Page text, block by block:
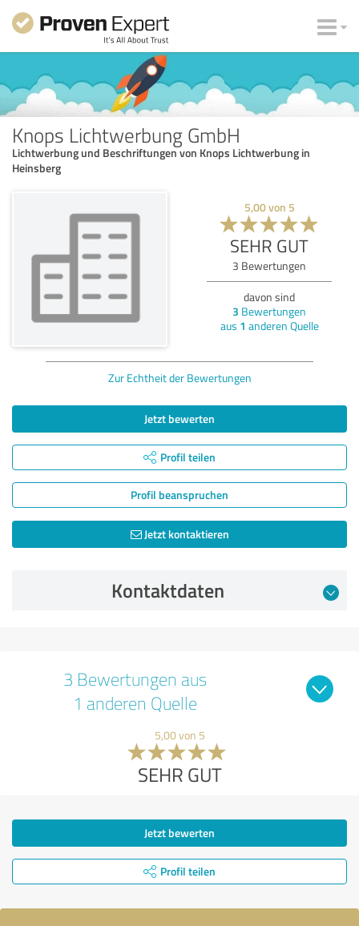
Knops Lichtwerbung GmbH
Lichtwerbung und Beschriftungen von Knops Lichtwerbung in
Heinsberg
5,00von 5
SEHR GUT
3 Bewertungen
davon sind
3 Bewertungen
aus 1 anderen Quelle
Zur Echtheit der Bewertungen
Jetzt bewerten
Profil teilen
Profil beanspruchen
Jetzt kontaktieren
Kontaktdaten
3 Bewertungen aus
1 anderen Quelle
5,00 von 5
SEHR GUT
Jetzt bewerten
Profil teilen